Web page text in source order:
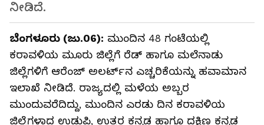
ನೀಡಿದೆ.
ಬೆಂಗಳೂರು (ಜು.06): ಮುಂದಿನ 48 ಗಂಟೆಯಲ್ಲಿ
ಕರಾವಳಿಯ ಮೂರು ಜಿಲ್ಲೆಗೆ ರೆಡ್‌ ಹಾಗೂ ಮಲೆನಾಡು
ಜಿಲ್ಲೆಗಳಿಗೆ ಆರೆಂಜ್‌ ಅಲರ್ಟ್‌ನ ಎಚ್ಚರಿಕೆಯನ್ನು ಹವಾಮಾನ
ಇಲಾಖೆ ನೀಡಿದೆ. ರಾಜ್ಯದಲ್ಲಿ ಮಳೆಯ ಅಬ್ಬರ
ಮುಂದುವರೆದಿದ್ದು, ಮುಂದಿನ ಎರಡು ದಿನ ಕರಾವಳಿಯ
ಜಿಲ್ಲೆಗಳಾದ ಉಡುಪಿ, ಉತ್ತರ ಕನ್ನಡ ಹಾಗೂ ದಕ್ಷಿಣ ಕನ್ನಡ